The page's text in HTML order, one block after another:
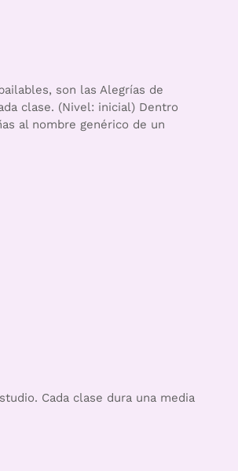
son las Alegrías de
clase. (Nivel: inicial) Dentro
al nombre genérico de un
Cada clase dura una media